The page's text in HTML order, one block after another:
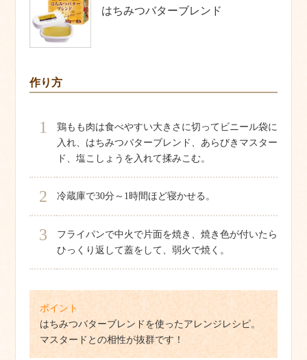
はちみつバターブレンド
作り方
1
鶏もも肉は食べやすい大きさに切ってビニール袋に
入れ、はちみつバターブレンド、あらびきマスター
ド、塩こしょうを入れて揉みこむ。
2 冷蔵庫で30分～1時間ほど寝かせる。
3
フライパンで中火で片面を焼き、焼き色が付いたら
ひっくり返して蓋をして、弱火で焼く。
ポイント
はちみつバターブレンドを使ったアレンジレシピ。
マスタードとの相性が抜群です！